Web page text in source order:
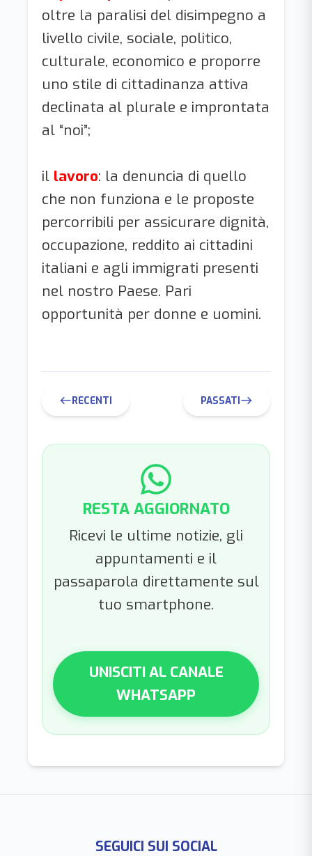
oltre la paralisi del disimpegno a
livello civile, sociale, politico,
culturale, economico e proporre
uno stile di cittadinanza attiva
declinata al plurale e improntata
al “noi”;
il lavoro: la denuncia di quello
che non funziona e le proposte
percorribili per assicurare dignità,
occupazione, reddito ai cittadini
italiani e agli immigrati presenti
nel nostro Paese. Pari
opportunità per donne e uomini.
westRECENTI PASSATIeast
RESTA AGGIORNATO
Ricevi le ultime notizie, gli
appuntamenti e il
passaparola direttamente sul
tuo smartphone.
UNISCITI AL CANALE
WHATSAPP
SEGUICI SUI SOCIAL